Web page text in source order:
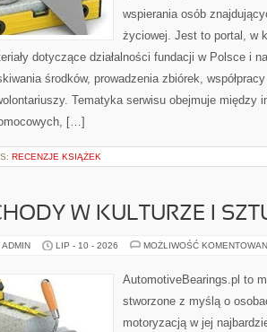
wspierania osób
życiowej. Jest to portal, w
dotyczące działalności fundacji w Polsce i
środków, prowadzenia zbiórek,
Tematyka serwisu obejmuje między
[…]
RECENZJE KSIĄŻEK
W KULTURZE I
LIP - 10 - 2026 MOŻLIWOŚĆ
AutomotiveBearings.pl to
stworzone z myślą o
motoryzacją w jej